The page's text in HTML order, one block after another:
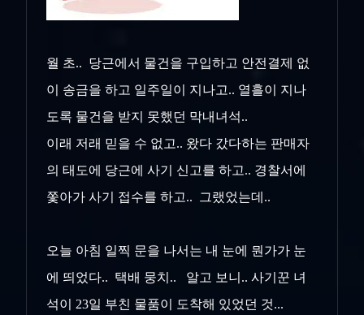
월 초.. 당근에서 물건을 구입하고 안전결제 없
이 송금을 하고 일주일이 지나고.. 열흘이 지나
도록 물건을 받지 못했던 막내녀석..
이래 저래 믿을 수 없고.. 왔다 갔다하는 판매자
의 태도에 당근에 사기 신고를 하고.. 경찰서에
쫓아가 사기 접수를 하고.. 그랬었는데..
오늘 아침 일찍 문을 나서는 내 눈에 뭔가가 눈
에 띄었다.. 택배 뭉치.. 알고 보니.. 사기꾼 녀
석이 23일 부친 물품이 도착해 있었던 것...